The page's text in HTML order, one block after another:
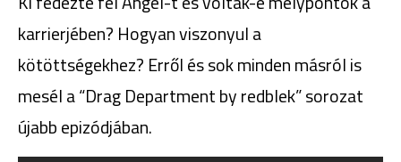
karrierjében? Hogyan viszonyul a
kötöttségekhez? Erről és sok minden másról is
mesél a “Drag Department by redblek” sorozat
újabb epizódjában.